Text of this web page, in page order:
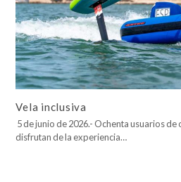
Vela inclusiva
5 de junio de 2026.- Ochenta usuarios
disfrutan de la experiencia…